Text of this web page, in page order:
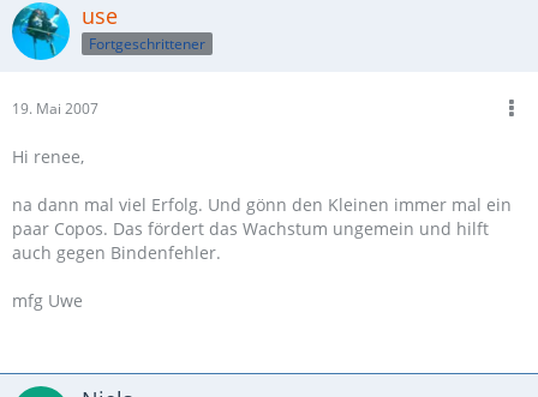
use
Fortgeschrittener
19. Mai 2007
Hi renee,
na dann mal viel Erfolg. Und gönn den Kleinen immer mal ein
paar Copos. Das fördert das Wachstum ungemein und hilft
auch gegen Bindenfehler.
mfg Uwe